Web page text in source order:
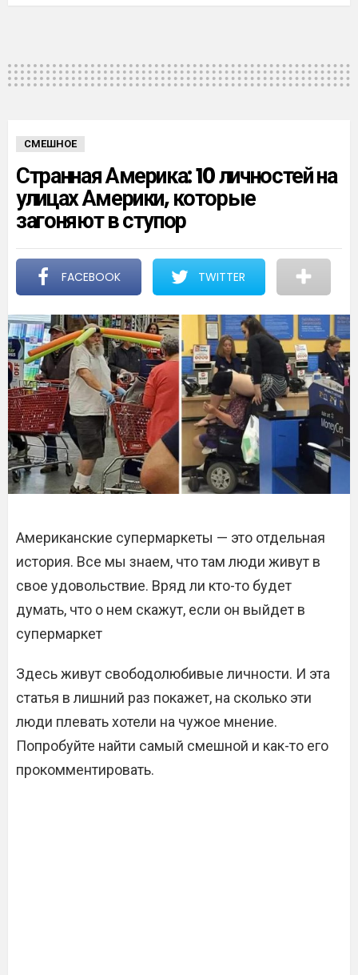
СМЕШНОЕ
Странная Америка: 10 личностей на
улицах Америки, которые
загоняют в ступор
FACEBOOK TWITTER
Американские супермаркеты — это отдельная
история. Все мы знаем, что там люди живут в
свое удовольствие. Вряд ли кто-то будет
думать, что о нем скажут, если он выйдет в
супермаркет
Здесь живут свободолюбивые личности. И эта
статья в лишний раз покажет, на сколько эти
люди плевать хотели на чужое мнение.
Попробуйте найти самый смешной и как-то его
прокомментировать.